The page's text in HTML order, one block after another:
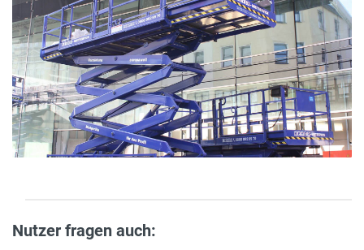
Nutzer fragen auch: